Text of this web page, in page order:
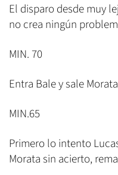
El disparo desde muy
no crea ningún
MIN. 70
Entra Bale y sale
MIN.65
Primero lo intento
Morata sin acierto,